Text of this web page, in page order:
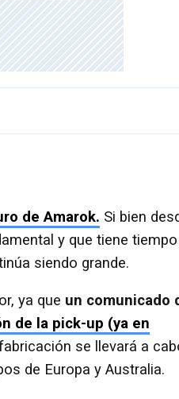
de Amarok. Si bien
y que tiene tiempo
siendo grande.
ya que un comunicado
de la pick-up (ya en
se llevará a
de Europa y Australia.